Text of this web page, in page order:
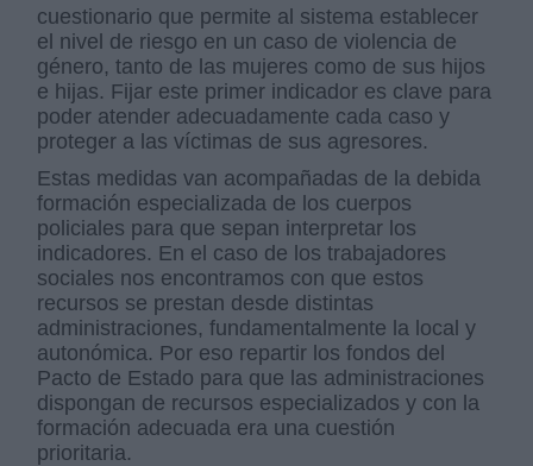
cuestionario que permite al sistema establecer
el nivel de riesgo en un caso de violencia de
género, tanto de las mujeres como de sus hijos
e hijas. Fijar este primer indicador es clave para
poder atender adecuadamente cada caso y
proteger a las víctimas de sus agresores.
Estas medidas van acompañadas de la debida
formación especializada de los cuerpos
policiales para que sepan interpretar los
indicadores. En el caso de los trabajadores
sociales nos encontramos con que estos
recursos se prestan desde distintas
administraciones, fundamentalmente la local y
autonómica. Por eso repartir los fondos del
Pacto de Estado para que las administraciones
dispongan de recursos especializados y con la
formación adecuada era una cuestión
prioritaria.